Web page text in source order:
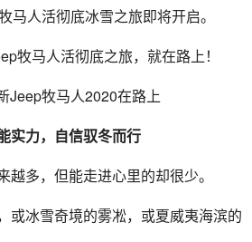
马人活彻底冰雪之旅即将开启。
牧马人活彻底之旅，就在路上！
实力，自信驭冬而行
越多，但能走进心里的却很少。
或冰雪奇境的雾凇，或夏威夷海滨的